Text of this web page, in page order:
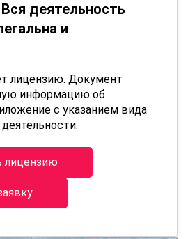
деятельность
и
лицензию. Документ
информацию об
с указанием вида
лицензию